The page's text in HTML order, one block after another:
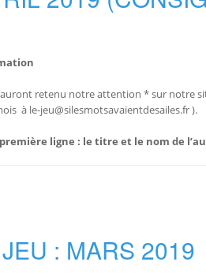
retenu notre attention * sur notre
à le-jeu@silesmotsavaientdesailes.fr ).
ligne : le titre et le nom de
: MARS 2019